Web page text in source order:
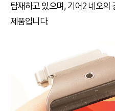
탑재하고 있으며, 기어2 네오의
제품입니다.